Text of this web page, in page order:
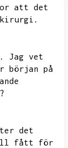
att det
Jag vet
början på
det
fått för